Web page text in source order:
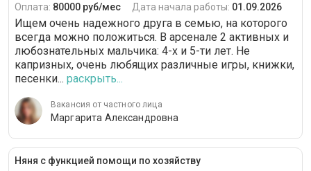
Оплата: 80000 руб/мес Дата начала работы: 01.09.2026
Ищем очень надежного друга в семью, на которого
всегда можно положиться. В арсенале 2 активных и
любознательных мальчика: 4-х и 5-ти лет. Не
капризных, очень любящих различные игры, книжки,
песенки... раскрыть...
Вакансия от частного лица
Маргарита Александровна
Няня с функцией помощи по хозяйству